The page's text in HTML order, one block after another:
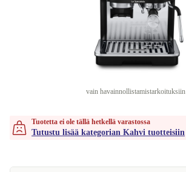
vain havainnollistamistarkoituksiin
Tuotetta ei ole tällä hetkellä varastossa
Tutustu lisää kategorian Kahvi tuotteisiin